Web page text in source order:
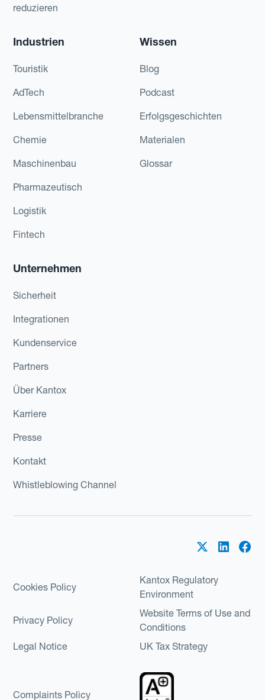
reduzieren
Industrien
Touristik
AdTech
Lebensmittelbranche
Chemie
Maschinenbau
Pharmazeutisch
Logistik
Fintech
Wissen
Blog
Podcast
Erfolgsgeschichten
Materialen
Glossar
Unternehmen
Sicherheit
Integrationen
Kundenservice
Partners
Über Kantox
Karriere
Presse
Kontakt
Whistleblowing Channel
Cookies Policy
Kantox Regulatory
Environment
Privacy Policy
Website Terms of Use and
Conditions
Legal Notice
UK Tax Strategy
Complaints Policy